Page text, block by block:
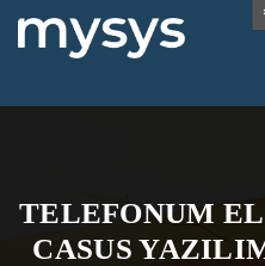
TELEFONUM
CASUS